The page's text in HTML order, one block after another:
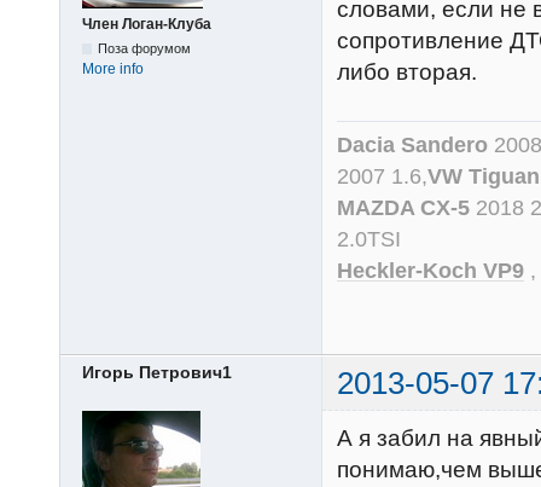
Член Логан-Клуба
Поза форумом
More info
словами, если не
сопротивление
либо вторая.
Dacia Sandero
2007 1.6,VW
MAZDA CX-5 2018
2.0TSI
Heckler-Koch VP9 ,
Игорь Петрович1 2013-05-07
А я забил на
понимаю,чем